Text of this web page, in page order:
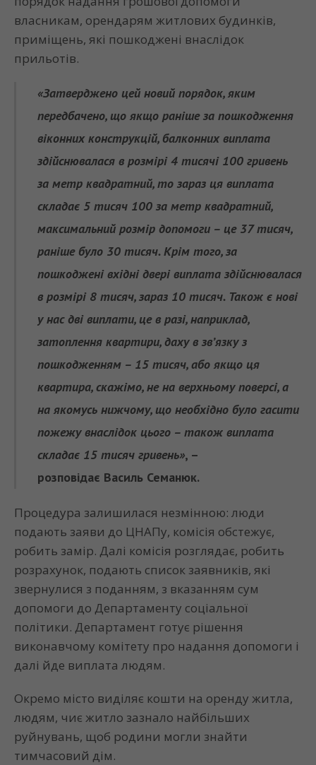
власникам, орендарям житлових будинків,
приміщень, які пошкоджені внаслідок
прильотів.
«Затверджено цей новий порядок, яким
передбачено, що якщо раніше за пошкодження
віконних конструкцій, балконних виплата
здійснювалася в розмірі 4 тисячі 100 гривень
за метр квадратний, то зараз ця виплата
складає 5 тисяч 100 за метр квадратний,
максимальний розмір допомоги – це 37 тисяч,
раніше було 30 тисяч. Крім того, за
пошкоджені вхідні двері виплата здійснювалася
в розмірі 8 тисяч, зараз 10 тисяч. Також є нові
у нас дві виплати, це в разі, наприклад,
затоплення квартири, даху в зв’язку з
пошкодженням – 15 тисяч, або якщо ця
квартира, скажімо, не на верхньому поверсі, а
на якомусь нижчому, що необхідно було гасити
пожежу внаслідок цього – також виплата
складає 15 тисяч гривень», –
розповідає Василь Семанюк.
Процедура залишилася незмінною: люди
подають заяви до ЦНАПу, комісія обстежує,
робить замір. Далі комісія розглядає, робить
розрахунок, подають список заявників, які
звернулися з поданням, з вказанням сум
допомоги до Департаменту соціальної
політики. Департамент готує рішення
виконавчому комітету про надання допомоги і
далі йде виплата людям.
Окремо місто виділяє кошти на оренду житла,
людям, чиє житло зазнало найбільших
руйнувань, щоб родини могли знайти
тимчасовий дім.